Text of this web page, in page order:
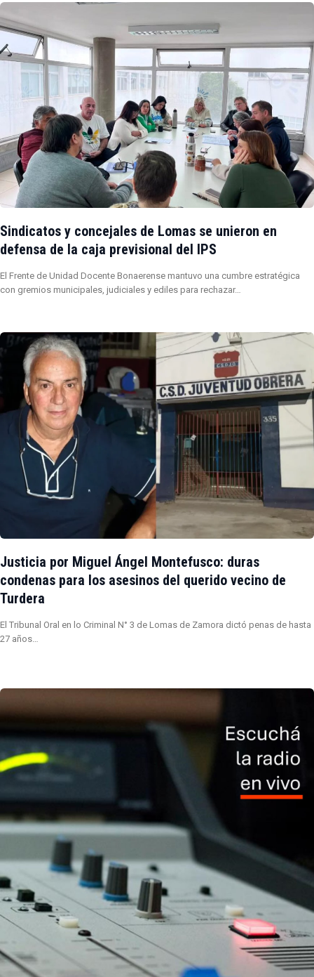
Sindicatos y concejales de Lomas se unieron en
defensa de la caja previsional del IPS
El Frente de Unidad Docente Bonaerense mantuvo una cumbre estratégica
con gremios municipales, judiciales y ediles para rechazar…
Justicia por Miguel Ángel Montefusco: duras
condenas para los asesinos del querido vecino de
Turdera
El Tribunal Oral en lo Criminal N° 3 de Lomas de Zamora dictó penas de hasta
27 años…